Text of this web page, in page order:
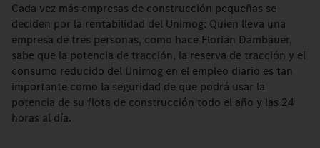
Cada vez más empresas de construcción pequeñas se
deciden por la rentabilidad del Unimog: Quien lleva una
empresa de tres personas, como hace Florian Dambauer,
sabe que la potencia de tracción, la reserva de tracción y el
consumo reducido del Unimog en el empleo diario es tan
importante como la seguridad de que podrá usar la
potencia de su flota de construcción todo el año y las 24
horas al día.